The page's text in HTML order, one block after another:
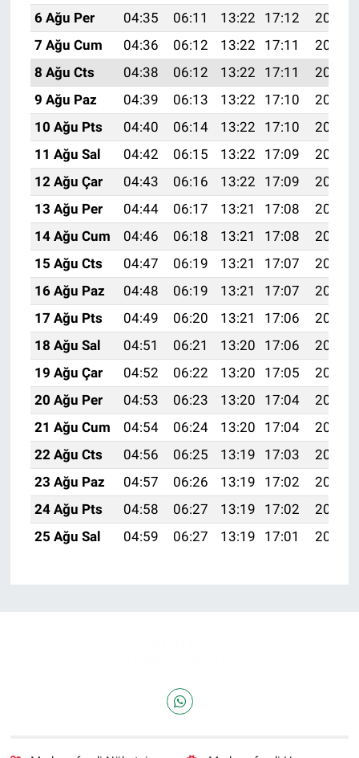
6 Ağu Per
04:35 06:11 13:22 17:12
20:24
7 Ağu Cum
04:36 06:12 13:22 17:11
20:23
8 Ağu Cts
04:38 06:12 13:22 17:11
20:22
9 Ağu Paz
04:39 06:13 13:22 17:10
20:21
10 Ağu Pts
04:40 06:14 13:22 17:10
20:20
11 Ağu Sal
04:42 06:15 13:22 17:09
20:19
12 Ağu Çar
04:43 06:16 13:22 17:09
20:17
13 Ağu Per
04:44 06:17 13:21 17:08
20:16
14 Ağu Cum
04:46 06:18 13:21 17:08
20:15
15 Ağu Cts
04:47 06:19 13:21 17:07
20:14
16 Ağu Paz
04:48 06:19 13:21 17:07
20:12
17 Ağu Pts
04:49 06:20 13:21 17:06
20:11
18 Ağu Sal
04:51 06:21 13:20 17:06
20:10
19 Ağu Çar
04:52 06:22 13:20 17:05
20:08
20 Ağu Per
04:53 06:23 13:20 17:04
20:07
21 Ağu Cum
04:54 06:24 13:20 17:04
20:06
22 Ağu Cts
04:56 06:25 13:19 17:03
20:04
23 Ağu Paz
04:57 06:26 13:19 17:02
20:03
24 Ağu Pts
04:58 06:27 13:19 17:02
20:01
25 Ağu Sal
04:59 06:27 13:19 17:01 20:00